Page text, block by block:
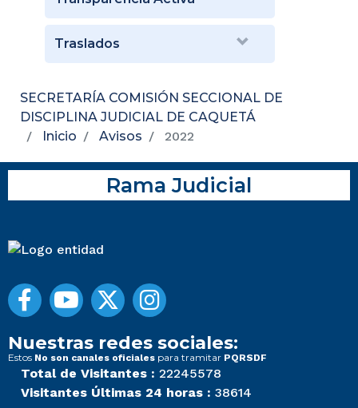
Traslados
SECRETARÍA COMISIÓN SECCIONAL DE
DISCIPLINA JUDICIAL DE CAQUETÁ
Inicio
Avisos 2022
Rama Judicial
Nuestras redes sociales:
Estos No son canales oficiales para tramitar PQRSDF
Total de Visitantes : 22245578
Visitantes Últimas 24 horas : 38614